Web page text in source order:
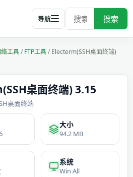
搜索
导航
络工具/FTP工具/Electerm(SSH桌面终端)
桌面终端) 3.15
桌面终端
大小
94.2 MB
系统
Win All